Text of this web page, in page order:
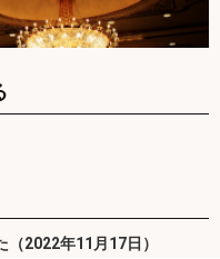
2022年11月17日）